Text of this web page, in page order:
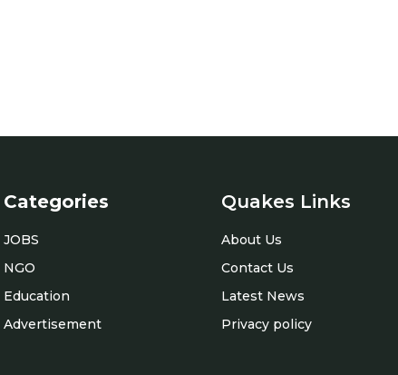
Categories
JOBS
NGO
Education
Advertisement
Quakes Links
About Us
Contact Us
Latest News
Privacy policy